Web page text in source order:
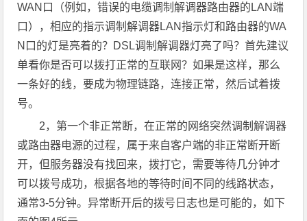
WAN口（例如，错误的电缆调制解调器路由器的LAN端
口），相应的指示调制解调器LAN指示灯和路由器的WA
N口的灯是亮着的？DSL调制解调器灯亮了吗？首先建议
单看你是否可以拨打正常的互联网？如果是这样，那么
一条好的线，要成为物理链路，连接正常，然后试着拨
号。
2，第一个非正常断，在正常的网络突然调制解调器
或路由器电源的过程，属于来自客户端的非正常断开断
开，但服务器没有找回来，拨打它，需要等待几分钟才
可以拨号成功，根据各地的等待时间不同的线路状态，
通常3-5分钟。异常断开后的拨号日志也是可能的，如下